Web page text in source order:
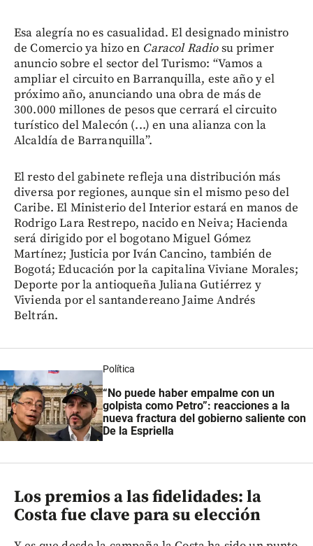
Esa alegría no es casualidad. El designado ministro
de Comercio ya hizo en Caracol Radiosu primer
anuncio sobre el sector del Turismo: “Vamos a
ampliar el circuito en Barranquilla, este año y el
próximo año, anunciando una obra de más de
300.000 millones de pesos que cerrará el circuito
turístico del Malecón (...) en una alianza con la
Alcaldía de Barranquilla”.
El resto del gabinete refleja una distribución más
diversa por regiones, aunque sin el mismo peso del
Caribe. El Ministerio del Interior estará en manos de
Rodrigo Lara Restrepo, nacido en Neiva; Hacienda
será dirigido por el bogotano Miguel Gómez
Martínez; Justicia por Iván Cancino, también de
Bogotá; Educación por la capitalina Viviane Morales;
Deporte por la antioqueña Juliana Gutiérrez y
Vivienda por el santandereano Jaime Andrés
Beltrán.
Política
“No puede haber empalme con un
golpista como Petro”: reacciones a la
nueva fractura del gobierno saliente con
De la Espriella
Los premios a las fidelidades: la
Costa fue clave para su elección